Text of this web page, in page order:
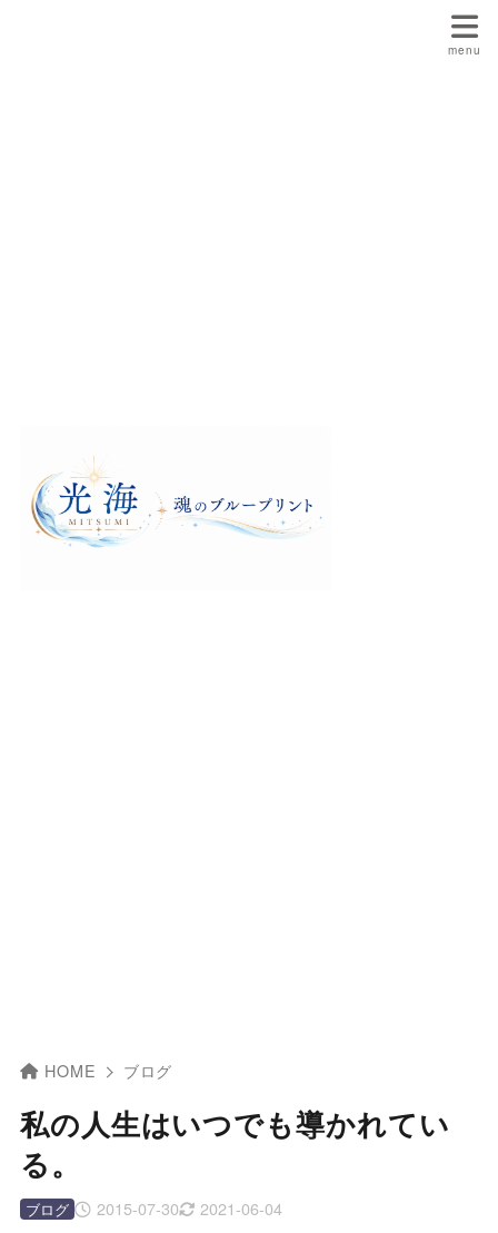
HOME ブログ
私の人生はいつでも導かれてい
る。
2015-07-30 2021-06-04
ブログ